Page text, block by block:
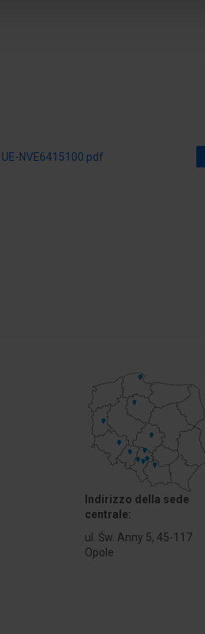
UE-NVE6415100.pdf
Indirizzo della sede
centrale:
ul. Św. Anny 5, 45-117
Opole